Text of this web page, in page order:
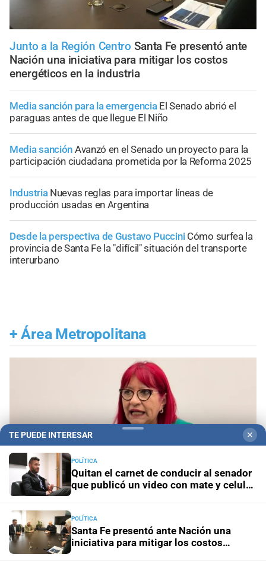
Junto a la Región Centro Santa Fe presentó ante
Nación una iniciativa para mitigar los costos
energéticos en la industria
Media sanción para la emergencia El Senado abrió el
paraguas antes de que llegue El Niño
Media sanción Avanzó en el Senado un proyecto para la
participación ciudadana prometida por la Reforma 2025
Industria Nuevas reglas para importar líneas de
producción usadas en Argentina
Desde la perspectiva de Gustavo Puccini Cómo surfea la
provincia de Santa Fe la "difícil" situación del transporte
interurbano
+ Área Metropolitana
Ciudad de Santa Fe Violeta Quiroz expresó su
preocupación por el proyecto de ley nacional
TE PUEDE INTERESAR ✕
POLÍTICA
Quitan el carnet de conducir al senador
que publicó un video con mate y celular
POLÍTICA
Santa Fe presentó ante Nación una
iniciativa para mitigar los costos